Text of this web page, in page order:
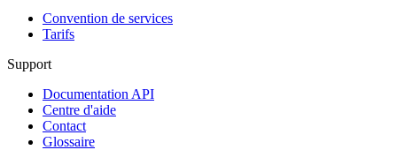
Convention de services
Tarifs
Support
Documentation API
Centre d'aide
Contact
Glossaire